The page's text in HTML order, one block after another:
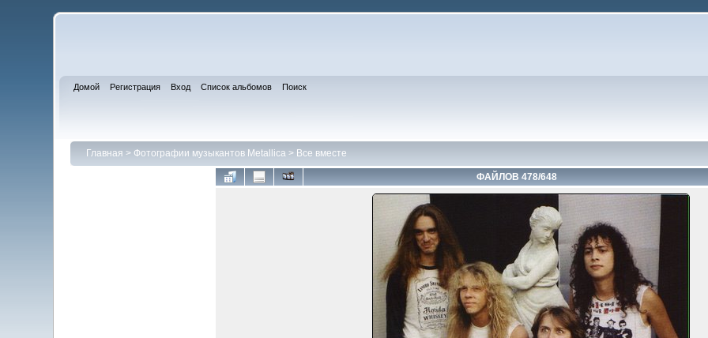
Домой Регистрация Вход Список альбомов Поиск
Главная > Фотографии музыкантов Metallica> Все вместе
ФАЙЛОВ 478/648